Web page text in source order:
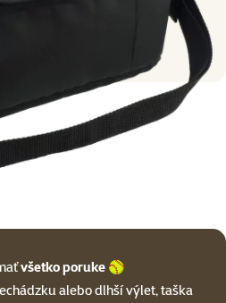
všetko poruke🥎
alebo dlhší výlet, taška